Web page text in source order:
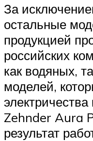
За
остальные
продукцией
российских
как водяных,
моделей,
Zehnder Aura
результат